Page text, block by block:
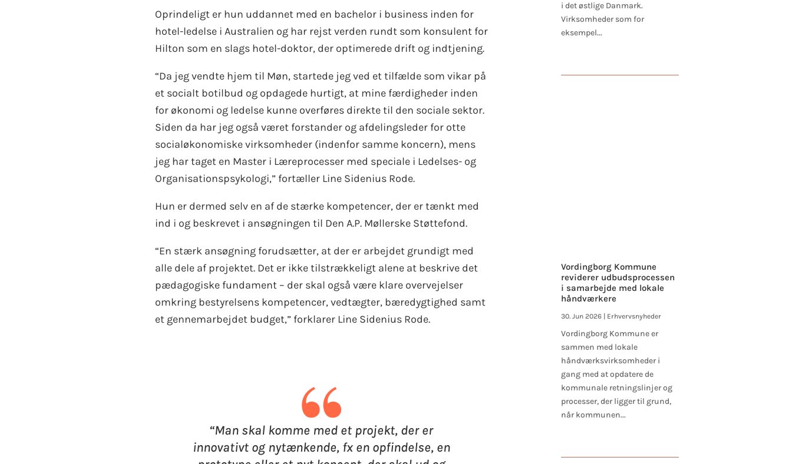
Oprindeligt er hun uddannet med en bachelor i business inden for
hotel-ledelse i Australien og har rejst verden rundt som konsulent for
Hilton som en slags hotel-doktor, der optimerede drift og indtjening.
“Da jeg vendte hjem til Møn, startede jeg ved et tilfælde som vikar på
et socialt botilbud og opdagede hurtigt, at mine færdigheder inden
for økonomi og ledelse kunne overføres direkte til den sociale sektor.
Siden da har jeg også været forstander og afdelingsleder for otte
socialøkonomiske virksomheder (indenfor samme koncern), mens
jeg har taget en Master i Læreprocesser med speciale i Ledelses- og
Organisationspsykologi,” fortæller Line Sidenius Rode.
Hun er dermed selv en af de stærke kompetencer, der er tænkt med
ind i og beskrevet i ansøgningen til Den A.P. Møllerske Støttefond.
“En stærk ansøgning forudsætter, at der er arbejdet grundigt med
alle dele af projektet. Det er ikke tilstrækkeligt alene at beskrive det
pædagogiske fundament – der skal også være klare overvejelser
omkring bestyrelsens kompetencer, vedtægter, bæredygtighed samt
et gennemarbejdet budget,” forklarer Line Sidenius Rode.
“
“Man skal komme med et projekt, der er
innovativt og nytænkende, fx en opfindelse, en
i det østlige Danmark.
Virksomheder som for
eksempel...
Vordingborg Kommune
reviderer udbudsprocessen
i samarbejde med lokale
håndværkere
30. Jun 2026| Erhvervsnyheder
Vordingborg Kommune er
sammen med lokale
håndværksvirksomheder i
gang med at opdatere de
kommunale retningslinjer og
processer, der ligger til grund,
når kommunen...